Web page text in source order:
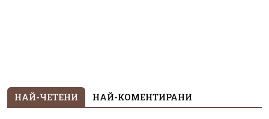
НАЙ-ЧЕТЕНИ НАЙ-КОМЕНТИРАНИ